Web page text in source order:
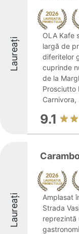
Laureați
OLA Kafe
largă de
diferitelor
cuprinde
de la
Prosciutto
Carnivora,
9.1
Laureați
Amplasat
Strada
reprezintă